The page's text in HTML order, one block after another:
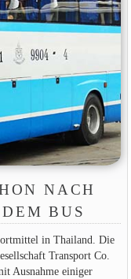
NACH
BUS
in Thailand. Die
Transport Co.
Ausnahme einiger